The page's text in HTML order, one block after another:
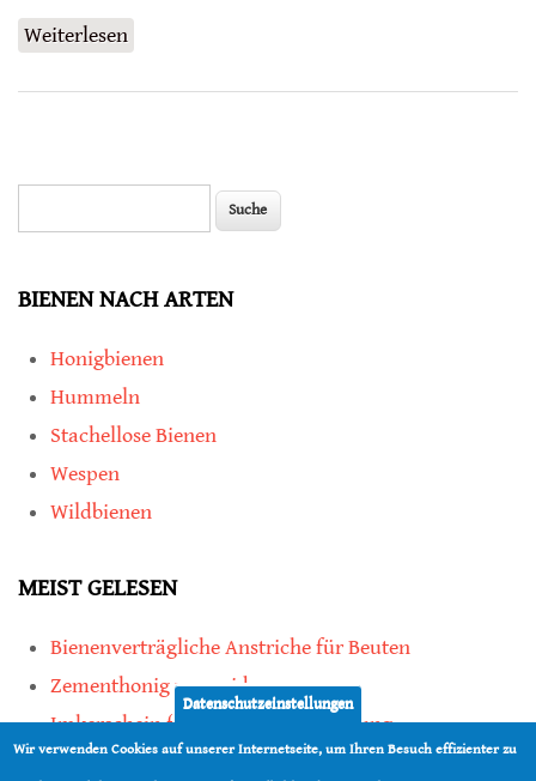
Weiterlesen
BIENEN NACH ARTEN
Honigbienen
Hummeln
Stachellose Bienen
Wespen
Wildbienen
MEIST GELESEN
Bienenverträgliche Anstriche für Beuten
Zementhonig vermeiden
Imkerschein für Honigbienen-Haltung
Kauf von Mittelwänden ist Vertrauenssache
Datenschutzeinstellungen
Wir verwenden Cookies auf unserer Internetseite, um Ihren Besuch effizienter zu